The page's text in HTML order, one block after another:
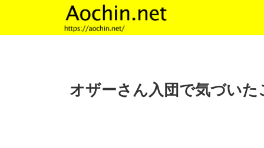
オザーさん入団で気づいた